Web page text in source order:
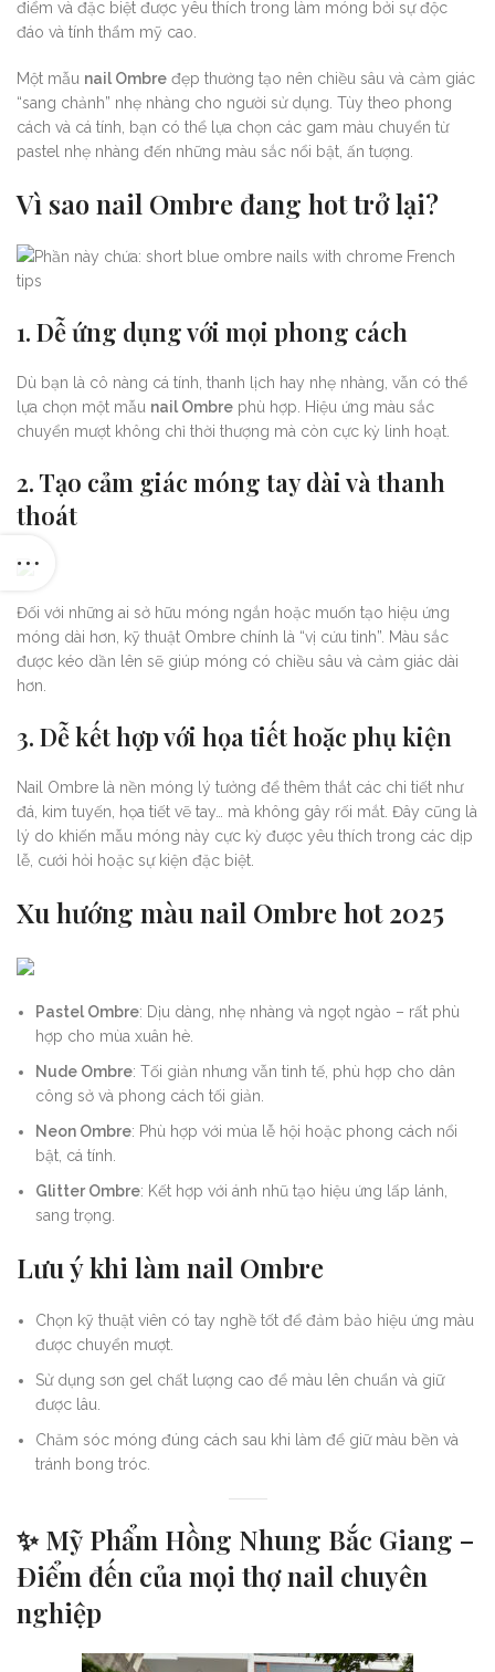
điểm và đặc biệt được yêu thích trong làm móng bởi sự độc
đáo và tính thẩm mỹ cao.
Một mẫu nail Ombre đẹp thường tạo nên chiều sâu và cảm giác
“sang chảnh” nhẹ nhàng cho người sử dụng. Tùy theo phong
cách và cá tính, bạn có thể lựa chọn các gam màu chuyển từ
pastel nhẹ nhàng đến những màu sắc nổi bật, ấn tượng.
Vì sao nail Ombre đang hot trở lại?
1. Dễ ứng dụng với mọi phong cách
Dù bạn là cô nàng cá tính, thanh lịch hay nhẹ nhàng, vẫn có thể
lựa chọn một mẫu nail Ombre phù hợp. Hiệu ứng màu sắc
chuyển mượt không chỉ thời thượng mà còn cực kỳ linh hoạt.
2. Tạo cảm giác móng tay dài và thanh
thoát
Đối với những ai sở hữu móng ngắn hoặc muốn tạo hiệu ứng
móng dài hơn, kỹ thuật Ombre chính là “vị cứu tinh”. Màu sắc
được kéo dần lên sẽ giúp móng có chiều sâu và cảm giác dài
hơn.
3. Dễ kết hợp với họa tiết hoặc phụ kiện
Nail Ombre là nền móng lý tưởng để thêm thắt các chi tiết như
đá, kim tuyến, họa tiết vẽ tay… mà không gây rối mắt. Đây cũng là
lý do khiến mẫu móng này cực kỳ được yêu thích trong các dịp
lễ, cưới hỏi hoặc sự kiện đặc biệt.
Xu hướng màu nail Ombre hot 2025
Pastel Ombre: Dịu dàng, nhẹ nhàng và ngọt ngào – rất phù
hợp cho mùa xuân hè.
Nude Ombre: Tối giản nhưng vẫn tinh tế, phù hợp cho dân
công sở và phong cách tối giản.
Neon Ombre: Phù hợp với mùa lễ hội hoặc phong cách nổi
bật, cá tính.
Glitter Ombre: Kết hợp với ánh nhũ tạo hiệu ứng lấp lánh,
sang trọng.
Lưu ý khi làm nail Ombre
Chọn kỹ thuật viên có tay nghề tốt để đảm bảo hiệu ứng màu
được chuyển mượt.
Sử dụng sơn gel chất lượng cao để màu lên chuẩn và giữ
được lâu.
Chăm sóc móng đúng cách sau khi làm để giữ màu bền và
tránh bong tróc.
✨ Mỹ Phẩm Hồng Nhung Bắc Giang –
Điểm đến của mọi thợ nail chuyên
nghiệp